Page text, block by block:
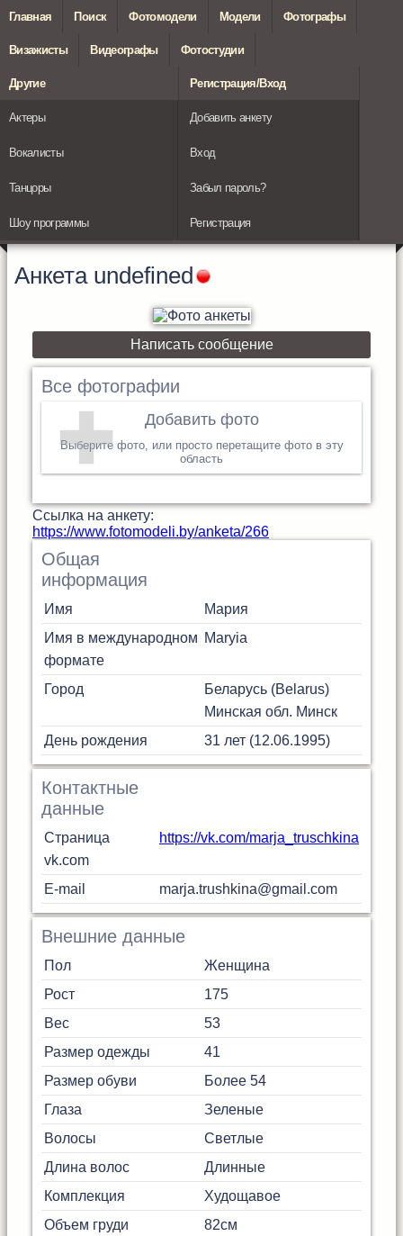
Главная Поиск Фотомодели Модели Фотографы
Визажисты Видеографы Фотостудии
Другие
Актеры
Вокалисты
Танцоры
Шоу программы
Регистрация/Вход
Добавить анкету
Вход
Забыл пароль?
Регистрация
Анкета undefined
Написать сообщение
Все фотографии
Добавить фото
Выберите фото, или просто перетащите фото в эту
область
Cсылка на анкету:
https://www.fotomodeli.by/anketa/266
Общая
информация
Имя
Мария
Имя в международном
формате
Maryia
Город
Беларусь (Belarus)
Минская обл. Минск
День рождения
31 лет (12.06.1995)
Контактные
данные
Страница
vk.com
https://vk.com/marja_truschkina
E-mail marja.trushkina@gmail.com
Внешние данные
Пол
Женщина
Рост
175
Вес
53
Размер одежды
41
Размер обуви
Более 54
Глаза
Зеленые
Волосы
Светлые
Длина волос
Длинные
Комплекция
Худощавое
Объем груди
82cм